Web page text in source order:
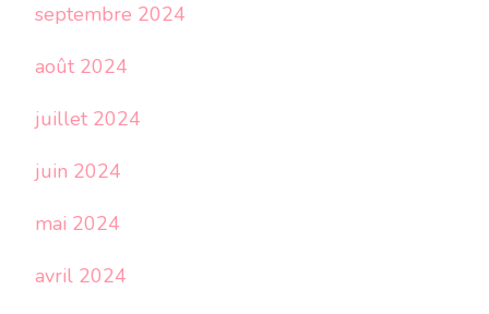
septembre 2024
août 2024
juillet 2024
juin 2024
mai 2024
avril 2024